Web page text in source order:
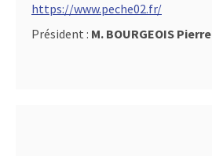
https://www.peche02.fr/
Président : M. BOURGEOIS Pierre